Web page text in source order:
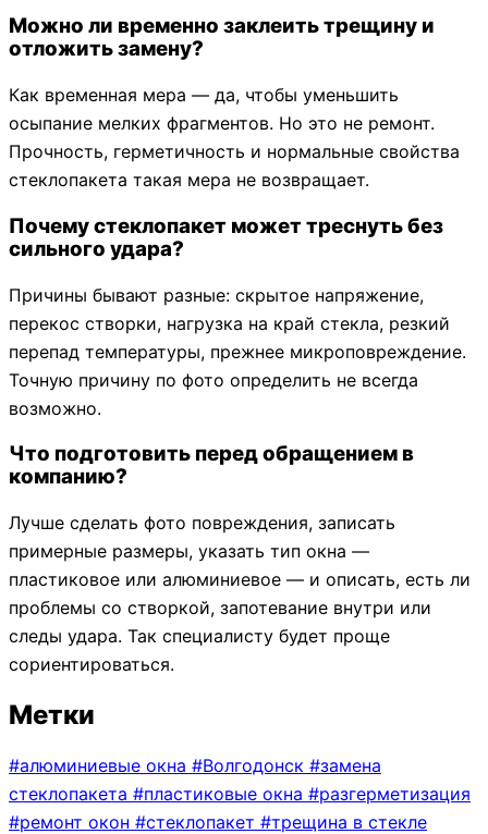
Можно ли временно заклеить трещину и
отложить замену?
Как временная мера — да, чтобы уменьшить
осыпание мелких фрагментов. Но это не ремонт.
Прочность, герметичность и нормальные свойства
стеклопакета такая мера не возвращает.
Почему стеклопакет может треснуть без
сильного удара?
Причины бывают разные: скрытое напряжение,
перекос створки, нагрузка на край стекла, резкий
перепад температуры, прежнее микроповреждение.
Точную причину по фото определить не всегда
возможно.
Что подготовить перед обращением в
компанию?
Лучше сделать фото повреждения, записать
примерные размеры, указать тип окна —
пластиковое или алюминиевое — и описать, есть ли
проблемы со створкой, запотевание внутри или
следы удара. Так специалисту будет проще
сориентироваться.
Метки
#алюминиевые окна #Волгодонск #замена
стеклопакета #пластиковые окна #разгерметизация
#ремонт окон #стеклопакет #трещина в стекле